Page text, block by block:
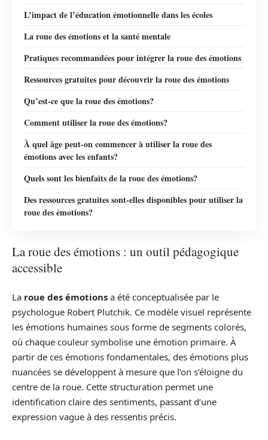
L’impact de l’éducation émotionnelle dans les écoles
La roue des émotions et la santé mentale
Pratiques recommandées pour intégrer la roue des émotions
Ressources gratuites pour découvrir la roue des émotions
Qu’est-ce que la roue des émotions?
Comment utiliser la roue des émotions?
À quel âge peut-on commencer à utiliser la roue des
émotions avec les enfants?
Quels sont les bienfaits de la roue des émotions?
Des ressources gratuites sont-elles disponibles pour utiliser la
roue des émotions?
La roue des émotions : un outil pédagogique
accessible
La roue des émotions a été conceptualisée par le
psychologue Robert Plutchik. Ce modèle visuel représente
les émotions humaines sous forme de segments colorés,
où chaque couleur symbolise une émotion primaire. À
partir de ces émotions fondamentales, des émotions plus
nuancées se développent à mesure que l’on s’éloigne du
centre de la roue. Cette structuration permet une
identification claire des sentiments, passant d’une
expression vague à des ressentis précis.